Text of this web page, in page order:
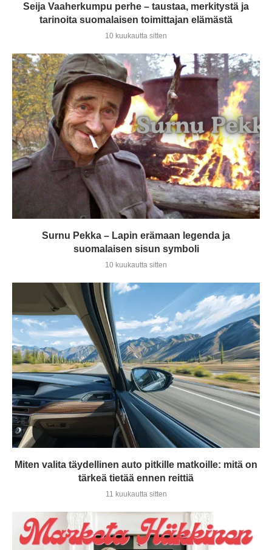
Seija Vaaherkumpu perhe – taustaa, merkitystä ja
tarinoita suomalaisen toimittajan elämästä
10 kuukautta sitten
Surnu Pekka – Lapin erämaan legenda ja
suomalaisen sisun symboli
10 kuukautta sitten
Miten valita täydellinen auto pitkille matkoille: mitä on
tärkeä tietää ennen reittiä
11 kuukautta sitten